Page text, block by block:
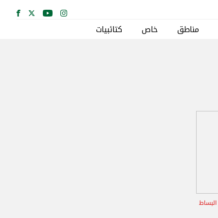
مناطق خاص كتائبيات
البساط